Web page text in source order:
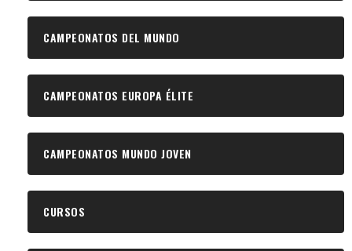
CAMPEONATOS DEL MUNDO
CAMPEONATOS EUROPA ÉLITE
CAMPEONATOS MUNDO JOVEN
CURSOS